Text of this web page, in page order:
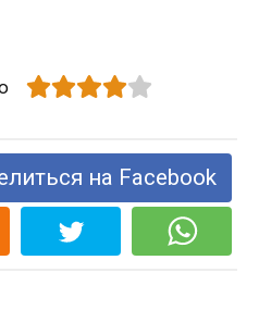
на Facebook